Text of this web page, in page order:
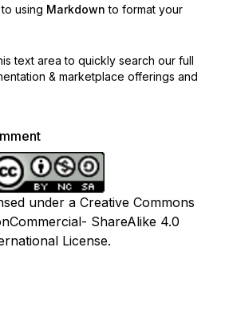
using Markdown to format your
text area to quickly search our full
& marketplace offerings and
under a Creative Commons
ShareAlike 4.0
License.